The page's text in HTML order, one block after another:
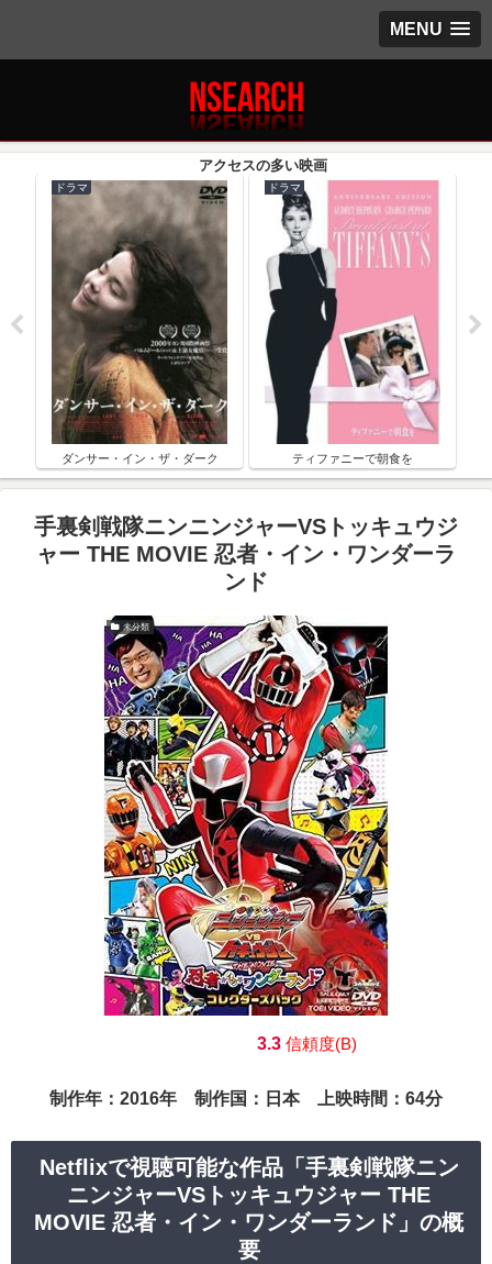
MENU
ドラマ
ダンサー・イン・ザ・ダーク
ドラマ
ティファニーで朝食を
手裏剣戦隊ニンニンジャーVSトッキュウジ
ャー THE MOVIE 忍者・イン・ワンダーラ
ンド
未分類
3.3信頼度(B)
制作年：2016年 制作国：日本 上映時間：64分
Netflixで視聴可能な作品「手裏剣戦隊ニン
ニンジャーVSトッキュウジャー THE
MOVIE 忍者・イン・ワンダーランド」の概
要